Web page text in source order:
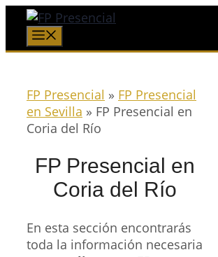
Saltar
contenido
FP Presencial » FP Presencial
en Sevilla » FP Presencial en
Coria del Río
FP Presencial en
Coria del Río
En esta sección encontrarás
toda la información necesaria